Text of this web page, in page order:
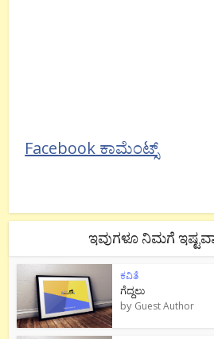
Facebook ಕಾಮೆಂಟ್ಸ್
ಇವುಗಳೂ ನಿಮಗೆ
ಕವಿತೆ
ಗೆದ್ದಲು
by Guest Author